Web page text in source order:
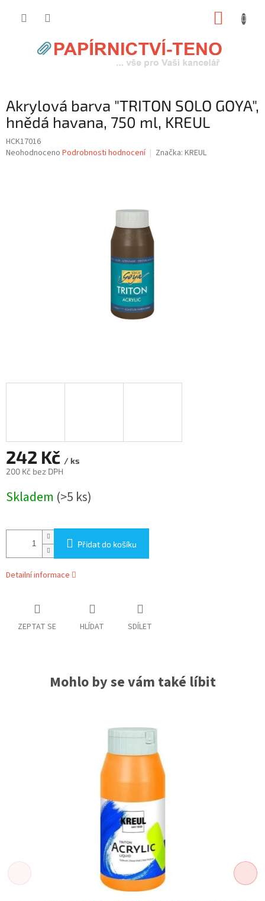
Akrylová barva "TRITON SOLO GOYA",
hnědá havana, 750 ml, KREUL
HCK17016
Průměrné
Neohodnoceno Podrobnosti hodnocení Značka: KREUL
242 Kč / ks
200 Kč bez DPH
cena:
Skladem (>5 ks)
Přidat do košíku
Detailní informace
ZEPTAT SE HLÍDAT SDÍLET
Mohlo by se vám také líbit